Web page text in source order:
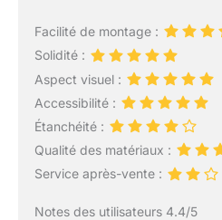
Facilité de montage :
Solidité :
Aspect visuel :
Accessibilité :
Étanchéité :
Qualité des matériaux :
Service après-vente :
Notes des utilisateurs 4.4/5